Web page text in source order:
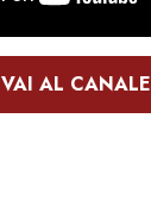
VAI AL CANALE